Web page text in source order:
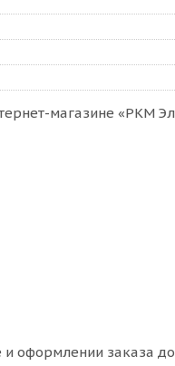
магазине «РКМ
оформлении заказа